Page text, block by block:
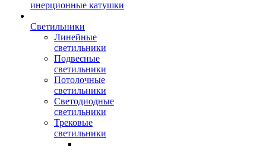
инерционные катушки
Светильники
Линейные
светильники
Подвесные
светильники
Потолочные
светильники
Светодиодные
светильники
Трековые
светильники